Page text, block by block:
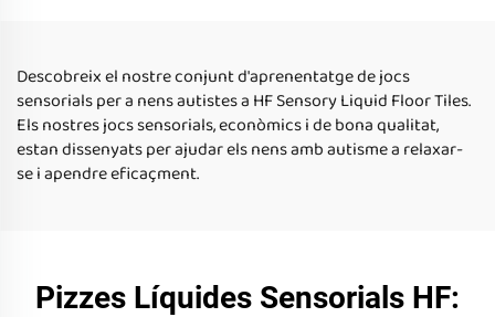
Descobreix el nostre conjunt d'aprenentatge de jocs
sensorials per a nens autistes a HF Sensory Liquid Floor Tiles.
Els nostres jocs sensorials, econòmics i de bona qualitat,
estan dissenyats per ajudar els nens amb autisme a relaxar-
se i apendre eficaçment.
Pizzes Líquides Sensorials HF: